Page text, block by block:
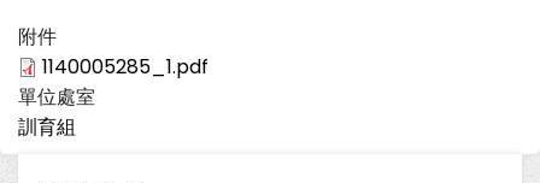
附件
1140005285_1.pdf
單位處室
訓育組